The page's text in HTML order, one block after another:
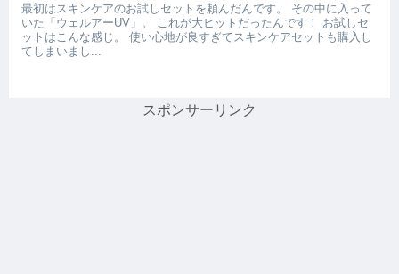
最初はスキンケアのお試しセットを頼んだんです。 その中に入って
いた「ウェルアーUV」。 これが大ヒットだったんです！ お試しセ
ットはこんな感じ。 使い心地が良すぎてスキンケアセットも購入し
てしまいまし...
スポンサーリンク